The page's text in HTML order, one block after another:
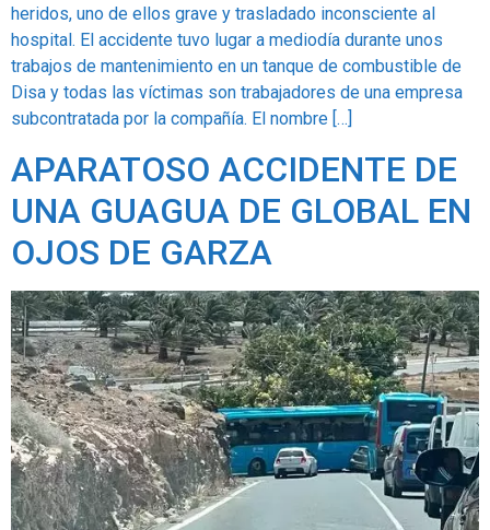
heridos, uno de ellos grave y trasladado inconsciente al
hospital. El accidente tuvo lugar a mediodía durante unos
trabajos de mantenimiento en un tanque de combustible de
Disa y todas las víctimas son trabajadores de una empresa
subcontratada por la compañía. El nombre […]
APARATOSO ACCIDENTE DE
UNA GUAGUA DE GLOBAL EN
OJOS DE GARZA